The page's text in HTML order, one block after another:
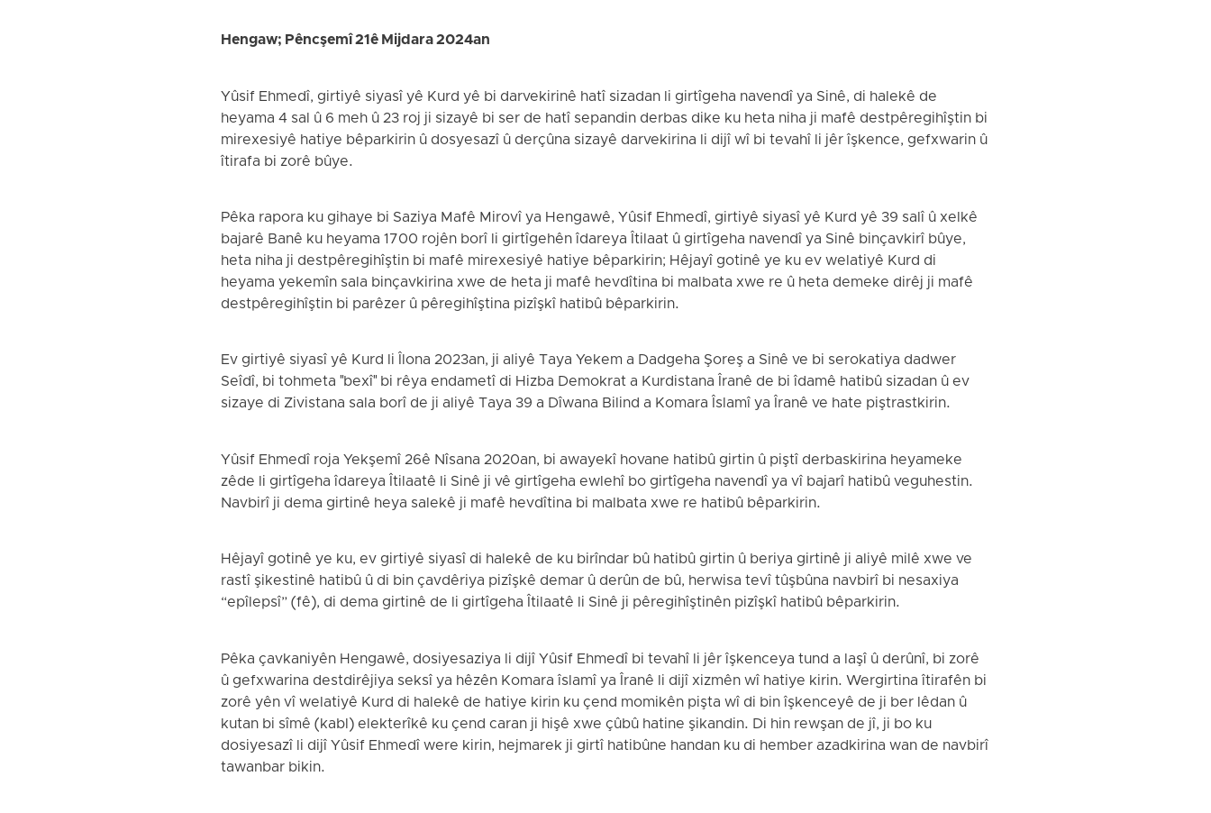
Hengaw; Pêncşemî 21ê Mijdara 2024an
Yûsif Ehmedî, girtiyê siyasî yê Kurd yê bi darvekirinê hatî sizadan li girtîgeha navendî ya Sinê, di halekê de
heyama 4 sal û 6 meh û 23 roj ji sizayê bi ser de hatî sepandin derbas dike ku heta niha ji mafê destpêregihîştin bi
mirexesiyê hatiye bêparkirin û dosyesazî û derçûna sizayê darvekirina li dijî wî bi tevahî li jêr îşkence, gefxwarin û
îtirafa bi zorê bûye.
Pêka rapora ku gihaye bi Saziya Mafê Mirovî ya Hengawê, Yûsif Ehmedî, girtiyê siyasî yê Kurd yê 39 salî û xelkê
bajarê Banê ku heyama 1700 rojên borî li girtîgehên îdareya Îtilaat û girtîgeha navendî ya Sinê binçavkirî bûye,
heta niha ji destpêregihîştin bi mafê mirexesiyê hatiye bêparkirin; Hêjayî gotinê ye ku ev welatiyê Kurd di
heyama yekemîn sala binçavkirina xwe de heta ji mafê hevdîtina bi malbata xwe re û heta demeke dirêj ji mafê
destpêregihîştin bi parêzer û pêregihîştina pizîşkî hatibû bêparkirin.
Ev girtiyê siyasî yê Kurd li Îlona 2023an, ji aliyê Taya Yekem a Dadgeha Şoreş a Sinê ve bi serokatiya dadwer
Seîdî, bi tohmeta "bexî" bi rêya endametî di Hizba Demokrat a Kurdistana Îranê de bi îdamê hatibû sizadan û ev
sizaye di Zivistana sala borî de ji aliyê Taya 39 a Dîwana Bilind a Komara Îslamî ya Îranê ve hate piştrastkirin.
Yûsif Ehmedî roja Yekşemî 26ê Nîsana 2020an, bi awayekî hovane hatibû girtin û piştî derbaskirina heyameke
zêde li girtîgeha îdareya Îtilaatê li Sinê ji vê girtîgeha ewlehî bo girtîgeha navendî ya vî bajarî hatibû veguhestin.
Navbirî ji dema girtinê heya salekê ji mafê hevdîtina bi malbata xwe re hatibû bêparkirin.
Hêjayî gotinê ye ku, ev girtiyê siyasî di halekê de ku birîndar bû hatibû girtin û beriya girtinê ji aliyê milê xwe ve
rastî şikestinê hatibû û di bin çavdêriya pizîşkê demar û derûn de bû, herwisa tevî tûşbûna navbirî bi nesaxiya
“epîlepsî” (fê), di dema girtinê de li girtîgeha Îtilaatê li Sinê ji pêregihîştinên pizîşkî hatibû bêparkirin.
Pêka çavkaniyên Hengawê, dosiyesaziya li dijî Yûsif Ehmedî bi tevahî li jêr îşkenceya tund a laşî û derûnî, bi zorê
û gefxwarina destdirêjiya seksî ya hêzên Komara îslamî ya Îranê li dijî xizmên wî hatiye kirin. Wergirtina îtirafên bi
zorê yên vî welatiyê Kurd di halekê de hatiye kirin ku çend momikên pişta wî di bin îşkenceyê de ji ber lêdan û
kutan bi sîmê (kabl) elekterîkê ku çend caran ji hişê xwe çûbû hatine şikandin. Di hin rewşan de jî, ji bo ku
dosiyesazî li dijî Yûsif Ehmedî were kirin, hejmarek ji girtî hatibûne handan ku di hember azadkirina wan de navbirî
tawanbar bikin.